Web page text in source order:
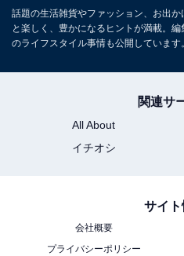
話題の生活雑貨やファッション、お出
と楽しく、豊かになるヒントが満載。
のライフスタイル事情も公開しています。
関連サ
All About
イチオシ
サイト
会社概要
プライバシーポリシー